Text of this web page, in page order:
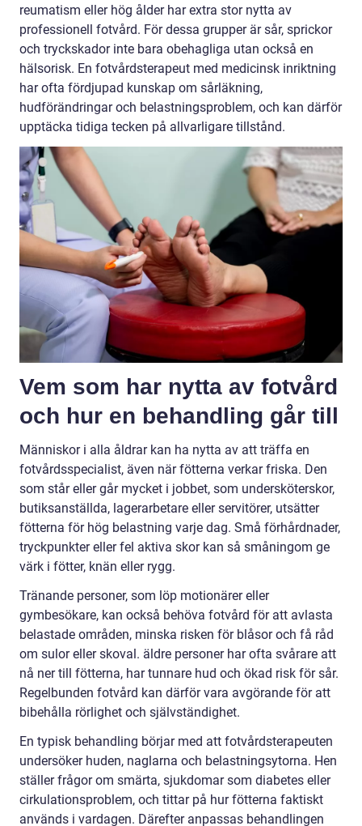
reumatism eller hög ålder har extra stor nytta av
professionell fotvård. För dessa grupper är sår, sprickor
och tryckskador inte bara obehagliga utan också en
hälsorisk. En fotvårdsterapeut med medicinsk inriktning
har ofta fördjupad kunskap om sårläkning,
hudförändringar och belastningsproblem, och kan därför
upptäcka tidiga tecken på allvarligare tillstånd.
Vem som har nytta av fotvård
och hur en behandling går till
Människor i alla åldrar kan ha nytta av att träffa en
fotvårdsspecialist, även när fötterna verkar friska. Den
som står eller går mycket i jobbet, som undersköterskor,
butiksanställda, lagerarbetare eller servitörer, utsätter
fötterna för hög belastning varje dag. Små förhårdnader,
tryckpunkter eller fel aktiva skor kan så småningom ge
värk i fötter, knän eller rygg.
Tränande personer, som löp motionärer eller
gymbesökare, kan också behöva fotvård för att avlasta
belastade områden, minska risken för blåsor och få råd
om sulor eller skoval. äldre personer har ofta svårare att
nå ner till fötterna, har tunnare hud och ökad risk för sår.
Regelbunden fotvård kan därför vara avgörande för att
bibehålla rörlighet och självständighet.
En typisk behandling börjar med att fotvårdsterapeuten
undersöker huden, naglarna och belastningsytorna. Hen
ställer frågor om smärta, sjukdomar som diabetes eller
cirkulationsproblem, och tittar på hur fötterna faktiskt
används i vardagen. Därefter anpassas behandlingen